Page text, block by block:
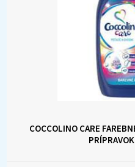
COCCOLINO CARE